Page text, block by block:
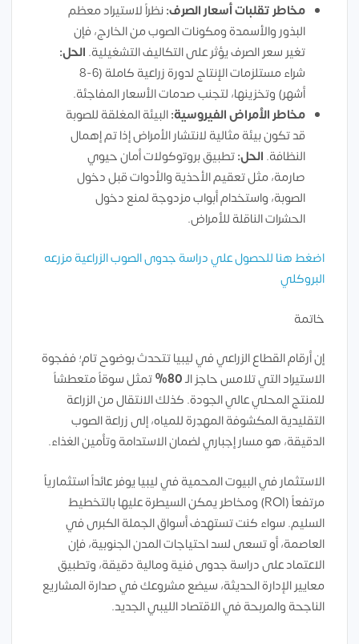
مخاطر تقلبات أسعار الصرف:نظراً لاستيراد معظم
البذور والأسمدة ومكونات الصوب من الخارج، فإن
تغير سعر الصرف يؤثر على التكاليف التشغيلية. الحل:
شراء مستلزمات الإنتاج لدورة زراعية كاملة (6-8
أشهر) وتخزينها، لتجنب صدمات الأسعار المفاجئة.
مخاطر الأمراض الفيروسية:البيئة المغلقة للصوبة
قد تكون بيئة مثالية لانتشار الأمراض إذا تم إهمال
النظافة. الحل:تطبيق بروتوكولات أمان حيوي
صارمة، مثل تعقيم الأحذية والأدوات قبل دخول
الصوبة، واستخدام أبواب مزدوجة لمنع دخول
الحشرات الناقلة للأمراض.
اضغط هنا للحصول علي دراسة جدوى الصوب الزراعية مزرعه
البروكلي
خاتمة
إن أرقام القطاع الزراعي في ليبيا تتحدث بوضوح تام؛ ففجوة
الاستيراد التي تلامس حاجز الـ80%
تمثل سوقاً متعطشاً
للمنتج المحلي عالي الجودة. كذلك الانتقال من الزراعة
التقليدية المكشوفة المهدِرة للمياه، إلى زراعة الصوب
الدقيقة، هو مسار إجباري لضمان الاستدامة وتأمين الغذاء.
الاستثمار في البيوت المحمية في ليبيا يوفر عائداً استثمارياً
مرتفعاً (ROI) ومخاطر يمكن السيطرة عليها بالتخطيط
السليم. سواء كنت تستهدف أسواق الجملة الكبرى في
العاصمة، أو تسعى لسد احتياجات المدن الجنوبية، فإن
الاعتماد على دراسة جدوى فنية ومالية دقيقة، وتطبيق
معايير الإدارة الحديثة، سيضع مشروعك في صدارة المشاريع
الناجحة والمربحة في الاقتصاد الليبي الجديد.